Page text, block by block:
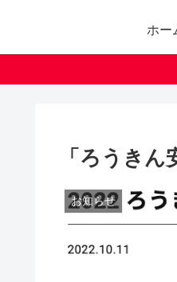
ホー
「ろうき
お知らせ